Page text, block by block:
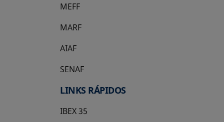
MEFF
se abre en una pestaña nueva
MARF
AIAF
SENAF
LINKS RÁPIDOS
IBEX 35